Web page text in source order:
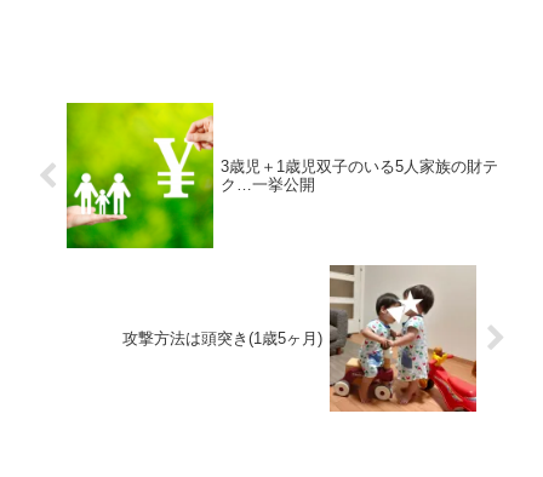
3歳児＋1歳児双子のいる5人家族の財テ
ク…一挙公開
攻撃方法は頭突き(1歳5ヶ月)